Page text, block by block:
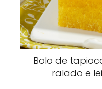
Bolo de
ralado e